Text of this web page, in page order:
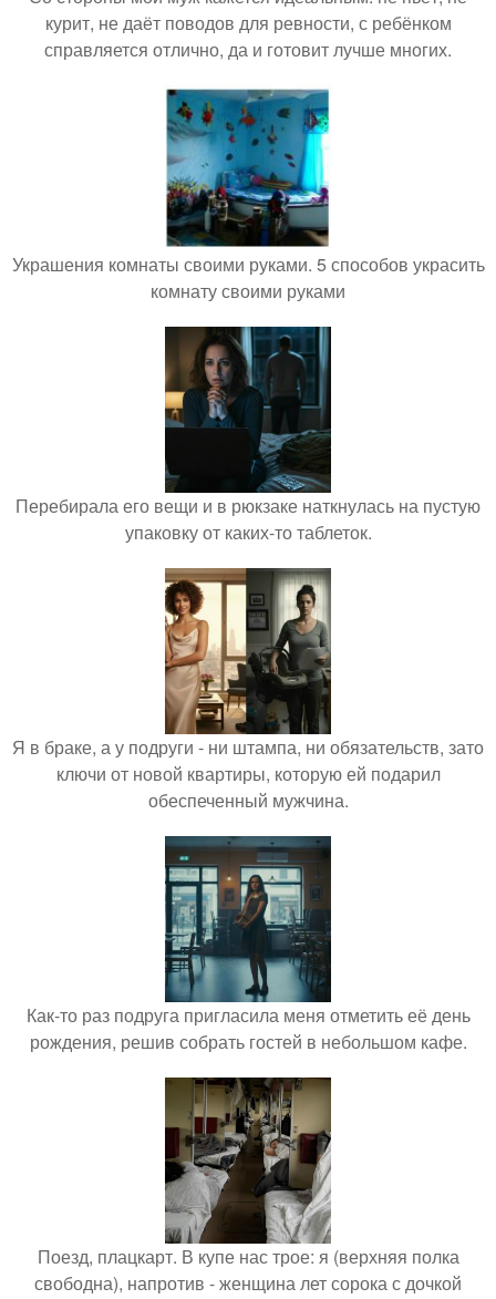
курит, не даёт поводов для ревности, с ребёнком
справляется отлично, да и готовит лучше многих.
Украшения комнаты своими руками. 5 способов украсить
комнату своими руками
Перебирала его вещи и в рюкзаке наткнулась на пустую
упаковку от каких-то таблеток.
Я в браке, а у подруги - ни штампа, ни обязательств, зато
ключи от новой квартиры, которую ей подарил
обеспеченный мужчина.
Как-то раз подруга пригласила меня отметить её день
рождения, решив собрать гостей в небольшом кафе.
Поезд, плацкарт. В купе нас трое: я (верхняя полка
свободна), напротив - женщина лет сорока с дочкой